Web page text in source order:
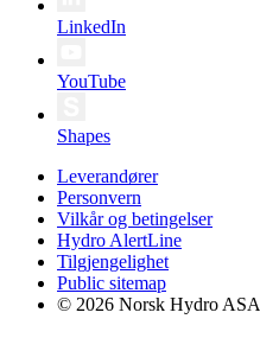
LinkedIn
YouTube
Shapes
Leverandører
Personvern
Vilkår og betingelser
Hydro AlertLine
Tilgjengelighet
Public sitemap
© 2026 Norsk Hydro ASA